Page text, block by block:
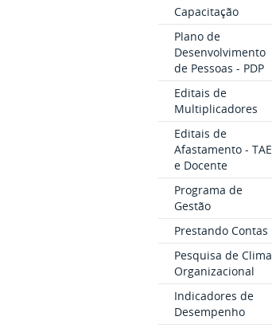
Capacitação
Plano de
Desenvolvimento
de Pessoas - PDP
Editais de
Multiplicadores
Editais de
Afastamento - TAE
e Docente
Programa de
Gestão
Prestando Contas
Pesquisa de Clima
Organizacional
Indicadores de
Desempenho